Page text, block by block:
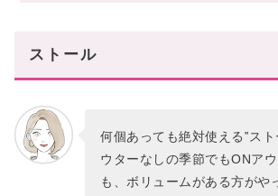
ストール
何個あっても絶対使える‟スト
ウターなしの季節でもONア
も、ボリュームがある方がや